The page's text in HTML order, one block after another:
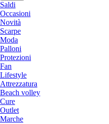
Saldi
Occasioni
Novità
Scarpe
Moda
Palloni
Protezioni
Fan
Lifestyle
Attrezzatura
Beach volley
Cure
Outlet
Marche